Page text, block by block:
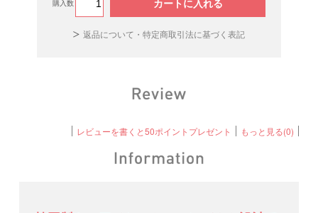
購入数 カートに入れる
返品について・特定商取引法に基づく表記
レビューを書くと50ポイントプレゼント もっと見る(0)